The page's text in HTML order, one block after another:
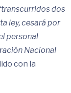
dos
ley, cesará por
personal
Nacional
con la